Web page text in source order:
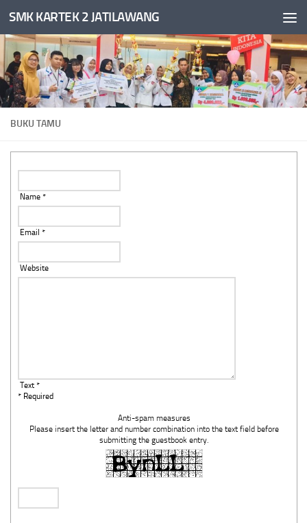
Skip to content
SMK KARTEK 2 JATILAWANG
BUKU TAMU
Name *
Email *
Website
Text *
* Required
Anti-spam measures
Please insert the letter and number combination into the text field before
submitting the guestbook entry.